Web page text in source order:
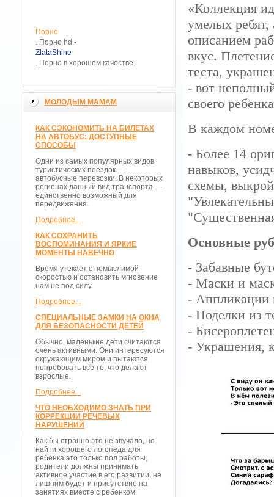
Порно
. Порно hd -
ZlataShine
. Порно в хорошем качестве.
МОЛОДЫМ МАМАМ
КАК СЭКОНОМИТЬ НА БИЛЕТАХ
НА АВТОБУС: ДОСТУПНЫЕ
СПОСОБЫ
Одни из самых популярных видов
туристических поездок —
автобусные перевозки. В некоторых
регионах данный вид транспорта —
единственно возможный для
передвижения.
Подробнее...
КАК СОХРАНИТЬ
ВОСПОМИНАНИЯ И ЯРКИЕ
МОМЕНТЫ НАВЕЧНО
Время утекает с немыслимой
скоростью и остановить мгновение
нам не под силу.
Подробнее...
СПЕЦИАЛЬНЫЕ ЗАМКИ НА ОКНА
ДЛЯ БЕЗОПАСНОСТИ ДЕТЕЙ
Обычно, маленькие дети считаются
очень активными. Они интересуются
окружающим миром и пытаются
попробовать всё то, что делают
взрослые.
Подробнее...
ЧТО НЕОБХОДИМО ЗНАТЬ ПРИ
КОРРЕКЦИИ РЕЧЕВЫХ
НАРУШЕНИЙ
Как бы странно это не звучало, но
найти хорошего логопеда для
ребенка это только пол работы,
родители должны принимать
активное участие в его развитии, не
лишним будет и присутствие на
занятиях вместе с ребенком.
«Коллекция
умелых
описанием
вкус.
теста,
- вот
своего
В каждом
- Более 14
навыков,
схемы,
Основные
- Забавные
- Маски и
- Аппликации
- Поделки из
-
- Украшения,